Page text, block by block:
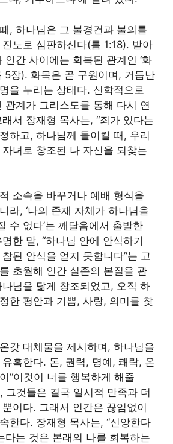
, 하나님은 그 불경건과 불의를
노로 심판하신다(롬 1:18). 받아
인간 사이에는 회복된 관계인 ‘화
5장). 화목은 곧 구원이며, 거듭난
을 누리는 상태다. 신학적으로
관계가 그리스도를 통해 다시 연
서 장재형 목사는, “죄가 있다는
하고, 하나님께 돌이킬 때, 우리
녀로 창조된 나 자신을 되찾는
소속을 바꾸거나 예배 형식을
라, ‘나의 존재 자체가 하나님을
수 없다’는 깨달음에서 출발한
한 말, “하나님 안에 안식하기
된 안식을 얻지 못합니다”는 고
초월해 인간 실존의 본질을 관
님을 닮게 창조되었고, 오직 하
한 평안과 기쁨, 사랑, 의미를 찾
갖 대체물을 제시하며, 하나님을
혹한다. 돈, 권력, 명예, 쾌락, 온
“이것이 너를 행복하게 해줄
그것들은 결국 일시적 만족과 더
이다. 그래서 인간은 끊임없이
한다. 장재형 목사는, “신앙한다
다는 것은 본래의 나를 회복하는